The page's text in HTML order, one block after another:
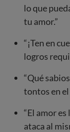
lo que
tu amor.”
“¡Ten en
logros
“Qué
tontos en
“El amor
ataca al